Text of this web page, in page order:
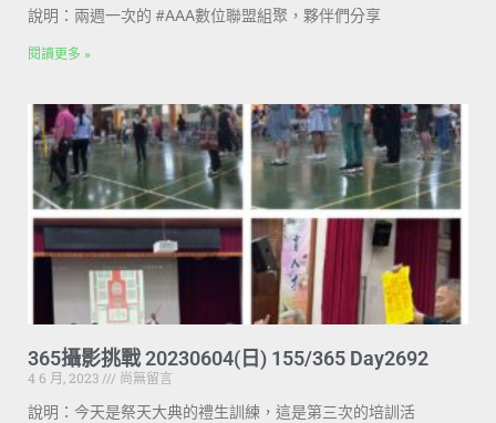
說明：兩週一次的 #AAA數位聯盟組聚，夥伴們分享
閱讀更多 »
365攝影挑戰 20230604(日) 155/365 Day2692
4 6 月, 2023
尚無留言
說明：今天是祭天大典的禮生訓練，這是第三次的培訓活